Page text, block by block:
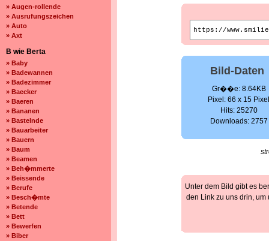
» Augen-rollende
» Ausrufungszeichen
» Auto
» Axt
B wie Berta
» Baby
» Badewannen
» Badezimmer
» Baecker
» Baeren
» Bananen
» Bastelnde
» Bauarbeiter
» Bauern
» Baum
» Beamen
» Beh�mmerte
» Beissende
» Berufe
» Besch�mte
» Betende
» Bett
» Bewerfen
» Biber
Bild-Daten
Gr��e: 8.64KB
Pixel: 66 x 15
Hits: 25270
Downloads: 2757
Unter dem Bild gibt es
den Link zu uns drin,